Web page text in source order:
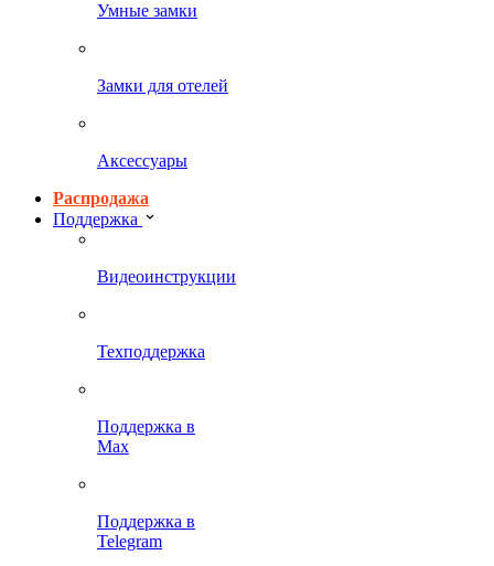
Умные замки
Замки для отелей
Аксессуары
Распродажа
Поддержка
Видеоинструкции
Техподдержка
Поддержка в
Max
Поддержка в
Telegram